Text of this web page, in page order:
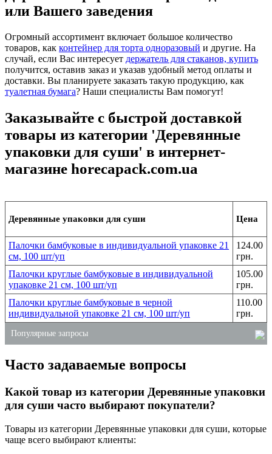
или Вашего заведения
Огромный ассортимент включает большое количество
товаров, как контейнер для торта одноразовый и другие. На
случай, если Вас интересует держатель для стаканов, купить
получится, оставив заказ и указав удобный метод оплаты и
доставки. Вы планируете заказать такую продукцию, как
туалетная бумага? Наши специалисты Вам помогут!
Заказывайте с быстрой доставкой
товары из категории 'Деревянные
упаковки для суши' в интернет-
магазине horecapack.com.ua
Деревянные упаковки для суши Цена
Палочки бамбуковые в индивидуальной упаковке 21
см, 100 шт/уп
124.00
грн.
Палочки круглые бамбуковые в индивидуальной
упаковке 21 см, 100 шт/уп
105.00
грн.
Палочки круглые бамбуковые в черной
индивидуальной упаковке 21 см, 100 шт/уп
110.00
грн.
Популярные запросы
средство для стекол 5л
купить стакан одноразовый
коробки для лапши вок купить
Часто задаваемые вопросы
Какой товар из категории Деревянные упаковки
для суши часто выбирают покупатели?
Товары из категории Деревянные упаковки для суши, которые
чаще всего выбирают клиенты: